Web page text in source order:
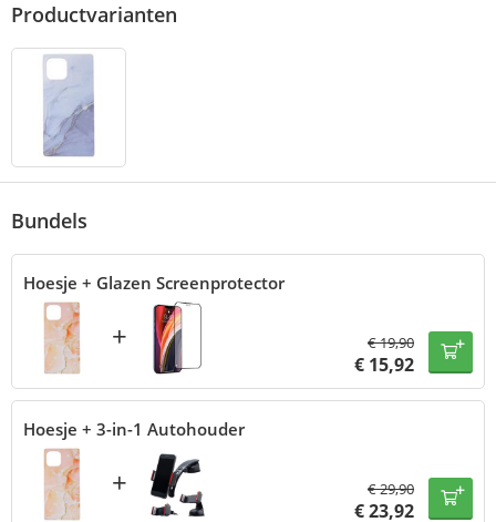
Productvarianten
Bundels
Hoesje + Glazen Screenprotector
+ €19,90
€ 15,92
Hoesje + 3-in-1 Autohouder
+ €29,90
€23,92